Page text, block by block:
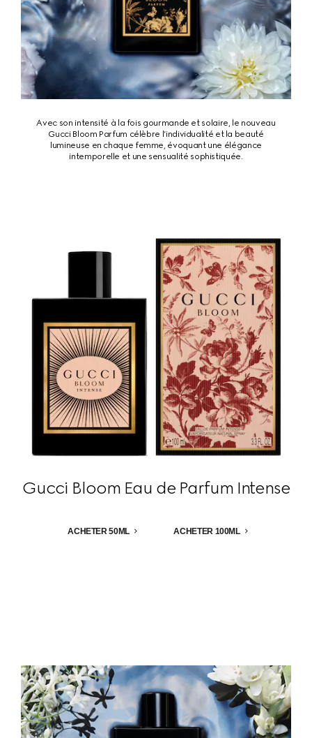
Avec son intensité à la fois gourmande et solaire, le nouveau
Gucci Bloom Parfum célèbre l’individualité et la beauté
lumineuse en chaque femme, évoquant une élégance
intemporelle et une sensualité sophistiquée.
Gucci Bloom Eau de Parfum Intense
ACHETER 50ML ACHETER 100ML